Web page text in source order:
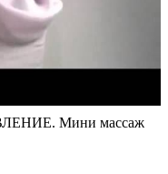
Мини массаж